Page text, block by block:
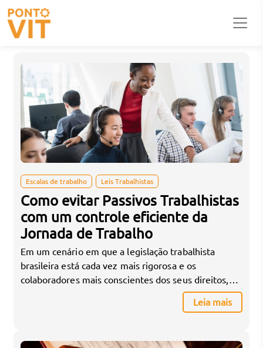
Categorias:
Escalas de trabalho Leis Trabalhistas
Como evitar Passivos Trabalhistas
com um controle eficiente da
Jornada de Trabalho
Em um cenário em que a legislação trabalhista
brasileira está cada vez mais rigorosa e os
colaboradores mais conscientes dos seus direitos,
evitar passivos trabalhistas se tornou uma prioridade
estratégica para empresas de todos os tamanhos.
Leia mais